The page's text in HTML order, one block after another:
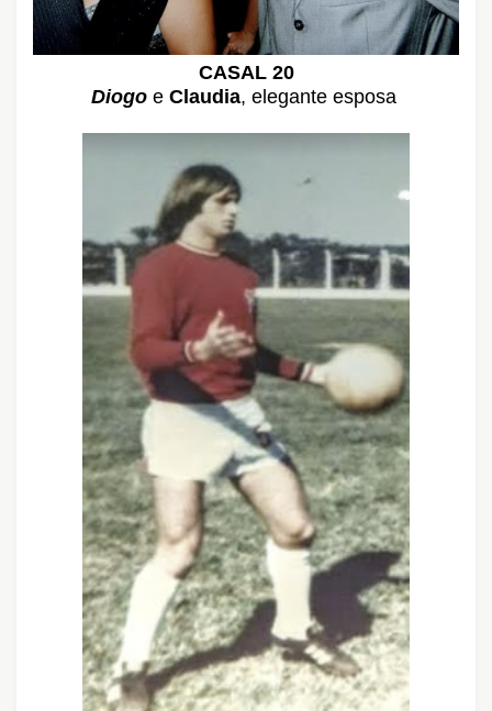
CASAL 20
DiogoeClaudia, elegante esposa